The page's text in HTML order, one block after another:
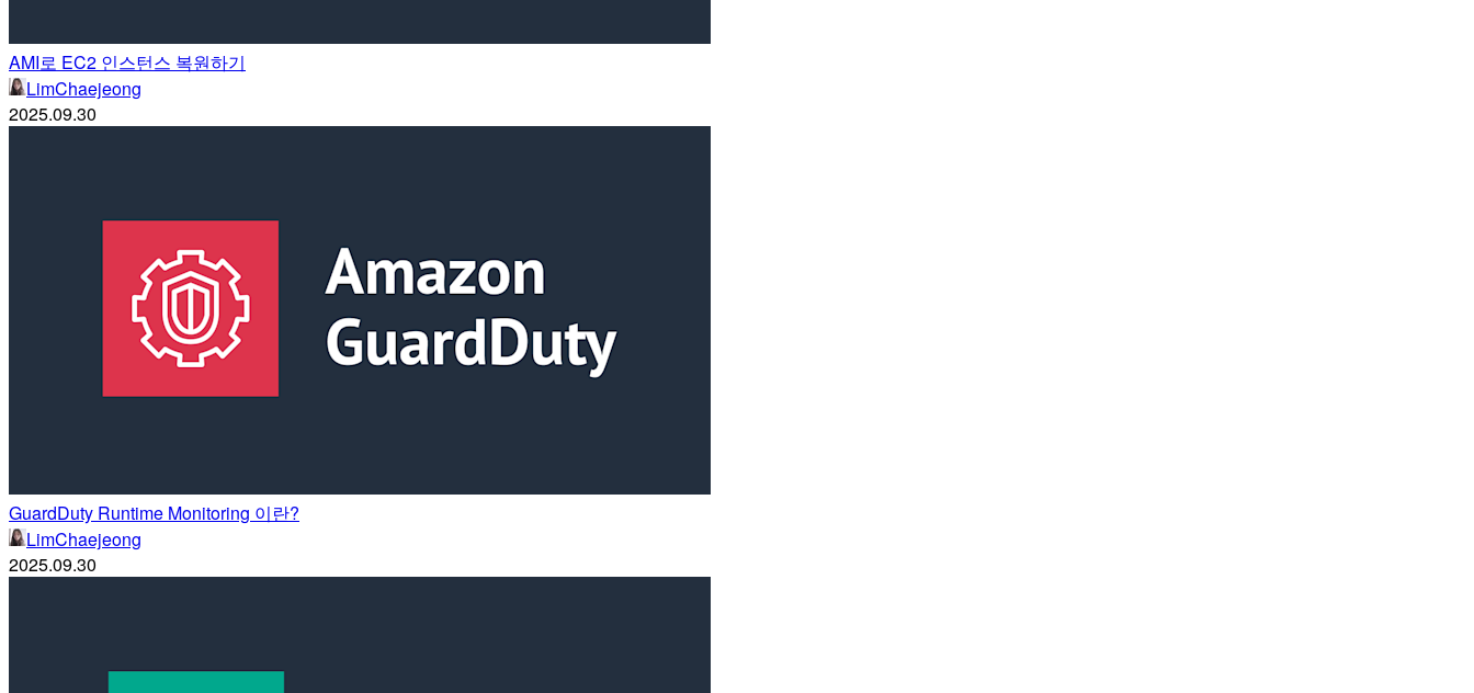
AMI로 EC2 인스턴스 복원하기
LimChaejeong
2025.09.30
GuardDuty Runtime Monitoring 이란?
LimChaejeong
2025.09.30